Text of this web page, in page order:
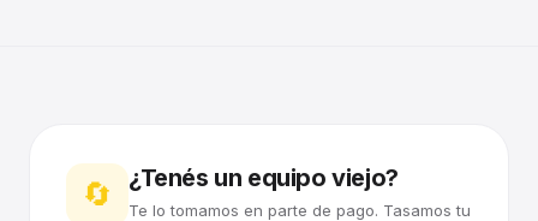
🔄 ¿Tenés un equipo viejo?
Te lo tomamos en parte de pago. Tasamos tu